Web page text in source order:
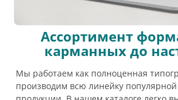
Ассортимент
карманных до
Мы работаем как полноценная
производим всю линейку